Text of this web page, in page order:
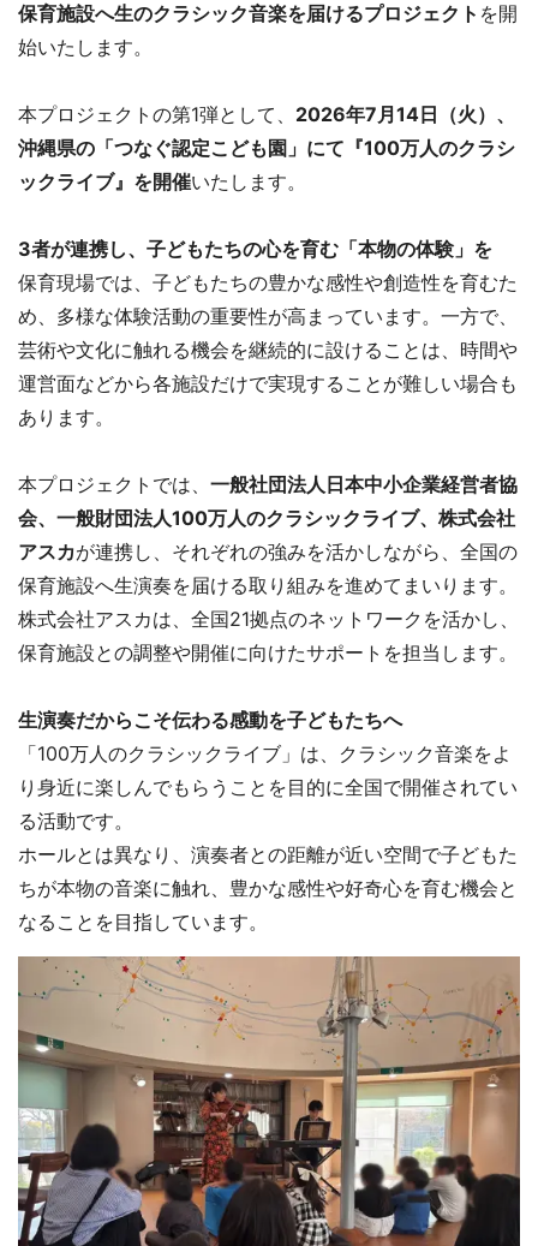
保育施設へ生のクラシック音楽を届けるプロジェクト を開
始いたします。
本プロジェクトの第1弾として、 2026年7月14日（火）、
沖縄県の「つなぐ認定こども園」にて『100万人のクラシ
ックライブ』を開催いたします。
3者が連携し、子どもたちの心を育む「本物の体験」を
保育現場では、子どもたちの豊かな感性や創造性を育むた
め、多様な体験活動の重要性が高まっています。一方で、
芸術や文化に触れる機会を継続的に設けることは、時間や
運営面などから各施設だけで実現することが難しい場合も
あります。
本プロジェクトでは、 一般社団法人日本中小企業経営者協
会、一般財団法人100万人のクラシックライブ、株式会社
アスカが連携し、それぞれの強みを活かしながら、全国の
保育施設へ生演奏を届ける取り組みを進めてまいります。
株式会社アスカは、全国21拠点のネットワークを活かし、
保育施設との調整や開催に向けたサポートを担当します。
生演奏だからこそ伝わる感動を子どもたちへ
「100万人のクラシックライブ」は、クラシック音楽をよ
り身近に楽しんでもらうことを目的に全国で開催されてい
る活動です。
ホールとは異なり、演奏者との距離が近い空間で子どもた
ちが本物の音楽に触れ、豊かな感性や好奇心を育む機会と
なることを目指しています。